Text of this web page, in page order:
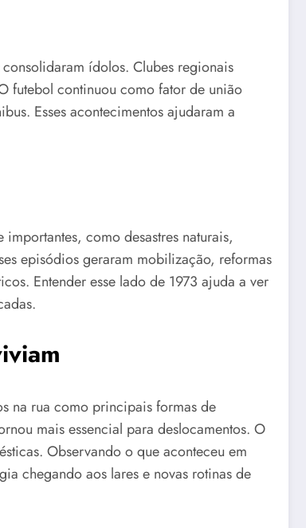
ídolos. Clubes regionais
futebol continuou como fator de união
Esses acontecimentos ajudaram a
como desastres naturais,
episódios geraram mobilização, reformas
Entender esse lado de 1973 ajuda a ver
na rua como principais formas de
mais essencial para deslocamentos. O
Observando o que aconteceu em
chegando aos lares e novas rotinas de